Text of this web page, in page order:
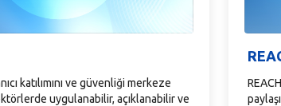
katılımını ve güvenliği merkeze
uygulanabilir, açıklanabilir ve